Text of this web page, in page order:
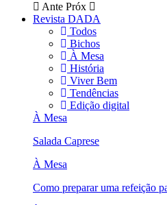
Ante Próx
Revista DADA
Todos
Bichos
À Mesa
História
Viver Bem
Tendências
Edição digital
À Mesa
Salada Caprese
À Mesa
Como preparar uma refeição